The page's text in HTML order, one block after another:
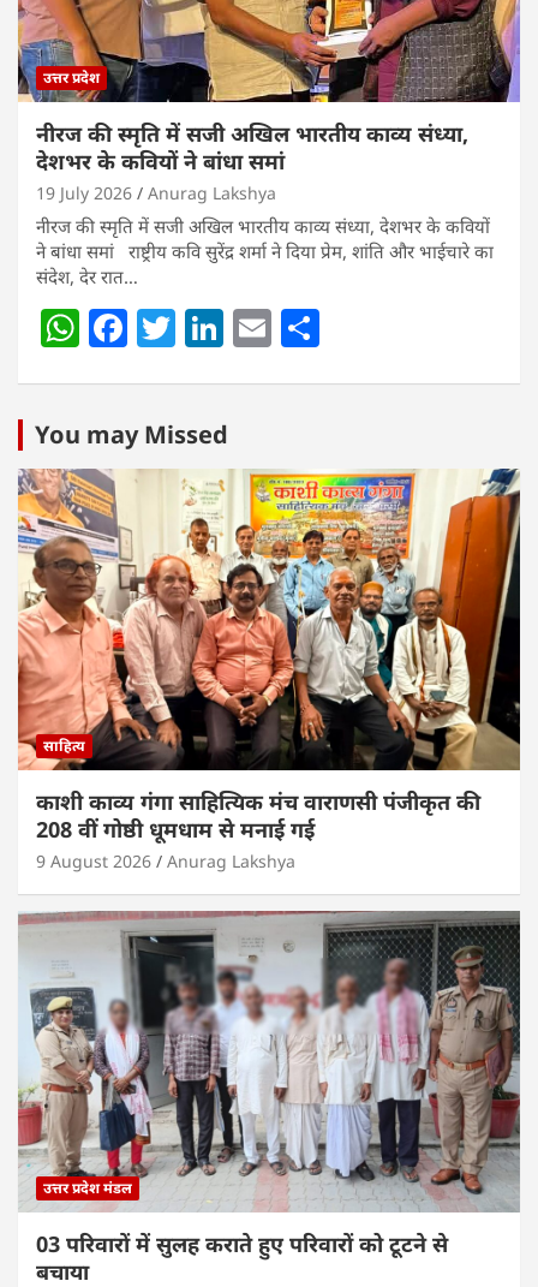
उत्तर प्रदेश
नीरज की स्मृति में सजी अखिल भारतीय काव्य संध्या,
देशभर के कवियों ने बांधा समां
19 July 2026 Anurag Lakshya
नीरज की स्मृति में सजी अखिल भारतीय काव्य संध्या, देशभर के कवियों
ने बांधा समां राष्ट्रीय कवि सुरेंद्र शर्मा ने दिया प्रेम, शांति और भाईचारे का
संदेश, देर रात…
W
s
A
p
p
F
e
b
o
o
k
T
er
Li
e
dI
n
E
You may Missed
साहित्य
काशी काव्य गंगा साहित्यिक मंच वाराणसी पंजीकृत की
208 वीं गोष्ठी धूमधाम से मनाई गई
9 August 2026 Anurag Lakshya
उत्तर प्रदेश मंडल
03 परिवारों में सुलह कराते हुए परिवारों को टूटने से
बचाया